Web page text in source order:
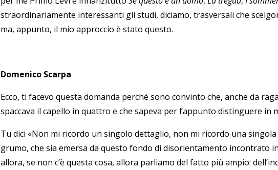
straordinariamente interessanti gli studi, diciamo, trasversali che
ma, appunto, il mio approccio è stato questo.
Domenico Scarpa
Ecco, ti facevo questa domanda perché sono convinto che, anche da
spaccava il capello in quattro e che sapeva per l’appunto distinguere in
Tu dici «Non mi ricordo un singolo dettaglio, non mi ricordo una
grumo, che sia emersa da questo fondo di disorientamento incontrato
allora, se non c’è questa cosa, allora parliamo del fatto più ampio: